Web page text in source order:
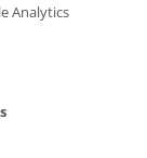
Analytics